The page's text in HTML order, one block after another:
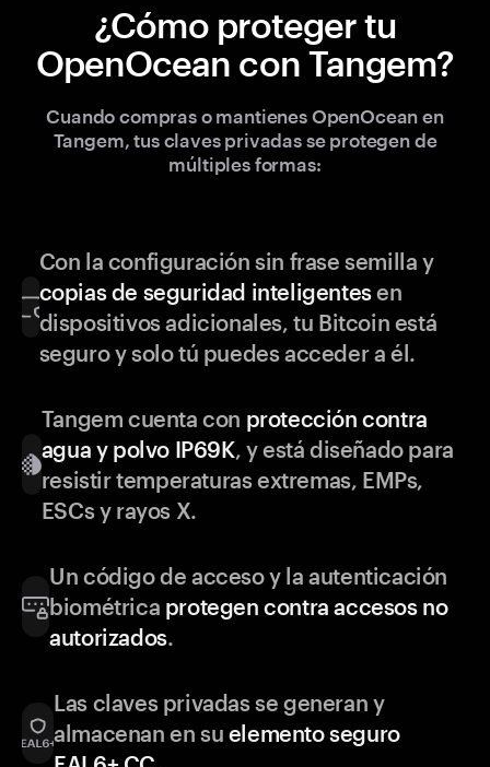
¿Cómo proteger tu
OpenOcean con Tangem?
Cuando compras o mantienes OpenOcean en
Tangem, tus claves privadas se protegen de
múltiples formas:
Con la configuración sin frase semilla y
copias de seguridad inteligentesen
dispositivos adicionales, tu Bitcoin está
seguro y solo tú puedes acceder a él.
Tangem cuenta con protección contra
agua y polvo IP69K, y está diseñado para
resistir temperaturas extremas, EMPs,
ESCs y rayos X.
Un código de acceso y la autenticación
biométrica protegen contra accesos no
autorizados.
Las claves privadas se generan y
almacenan en su elemento seguro